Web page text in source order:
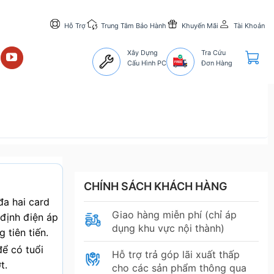
Hỗ Trợ Trung Tâm Bảo Hành Khuyến Mãi Tài Khoản
Xây Dựng
Cấu Hình PC
Tra Cứu
Đơn Hàng
hai card
điện áp
tiên tiến.
có tuổi
CHÍNH SÁCH KHÁCH HÀNG
Giao hàng miễn phí (chỉ áp
dụng khu vực nội thành)
Hỗ trợ trả góp lãi xuất thấp
cho các sản phẩm thông qua